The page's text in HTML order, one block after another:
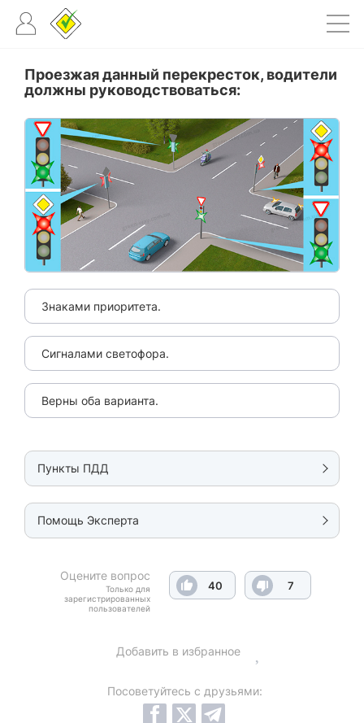
Проезжая данный перекресток, водители
должны руководствоваться:
Знаками приоритета.
Сигналами светофора.
Верны оба варианта.
Пункты ПДД
Помощь Эксперта
Оцените вопрос
Только для
зарегистрированных
пользователей
40 7
Добавить в избранное
Посоветуйтесь с друзьями: